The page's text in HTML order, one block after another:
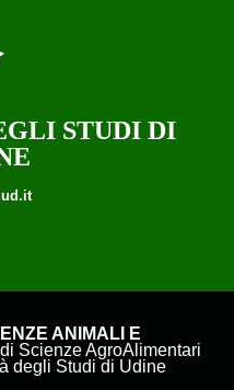
STUDI DI
ANIMALI E
Scienze AgroAlimentari
degli Studi di Udine